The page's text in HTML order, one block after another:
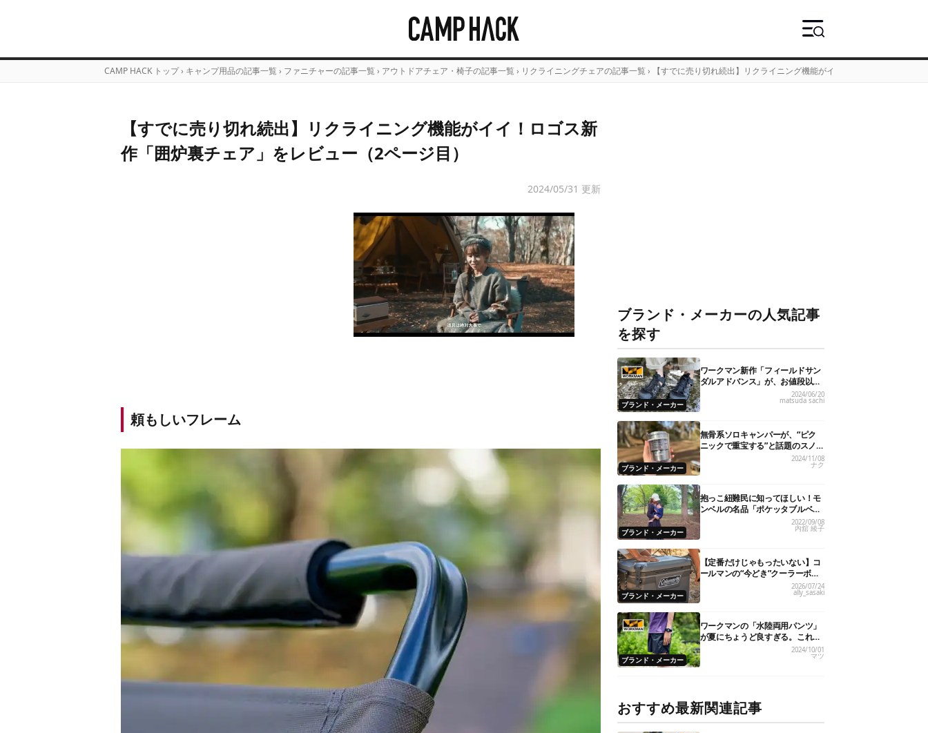
CAMP HACK トップ › キャンプ用品の記事一覧 › ファニチャーの記事一覧 › アウトドアチェア・椅子の記事一覧 › リクライニングチェアの記事一覧 › 【すでに売り切れ続出】リクライニング機能がイイ！ロゴス新作「囲炉
【すでに売り切れ続出】リクライニング機能がイイ！ロゴス新
作「囲炉裏チェア」をレビュー（2ページ目）
2024/05/31 更新
頼もしいフレーム
ブランド・メーカーの人気記事
を探す
ブランド・メーカー
ワークマン新作「フィールドサン
ダルアドバンス」が、お値段以上
のハイクオリティ！
2024/06/20
matsuda sachi
ブランド・メーカー
無骨系ソロキャンパーが、“ピク
ニックで重宝する”と話題のスノ
ーピーク「サヨウ」を使ってみた
ら…
2024/11/08
ナク
ブランド・メーカー
抱っこ紐難民に知ってほしい！モ
ンベルの名品「ポケッタブルベビ
ーキャリア」が全パパママにおす
2022/09/08
内舘 綾子
ブランド・メーカー
【定番だけじゃもったいない】コ
ールマンの“今どき”クーラーボッ
クス7選！
2026/07/24
ally_sasaki
ブランド・メーカー
ワークマンの「水陸両用パンツ」
が夏にちょうど良すぎる。これで
1,900円ってどゆこと…
2024/10/01
マツ
おすすめ最新関連記事